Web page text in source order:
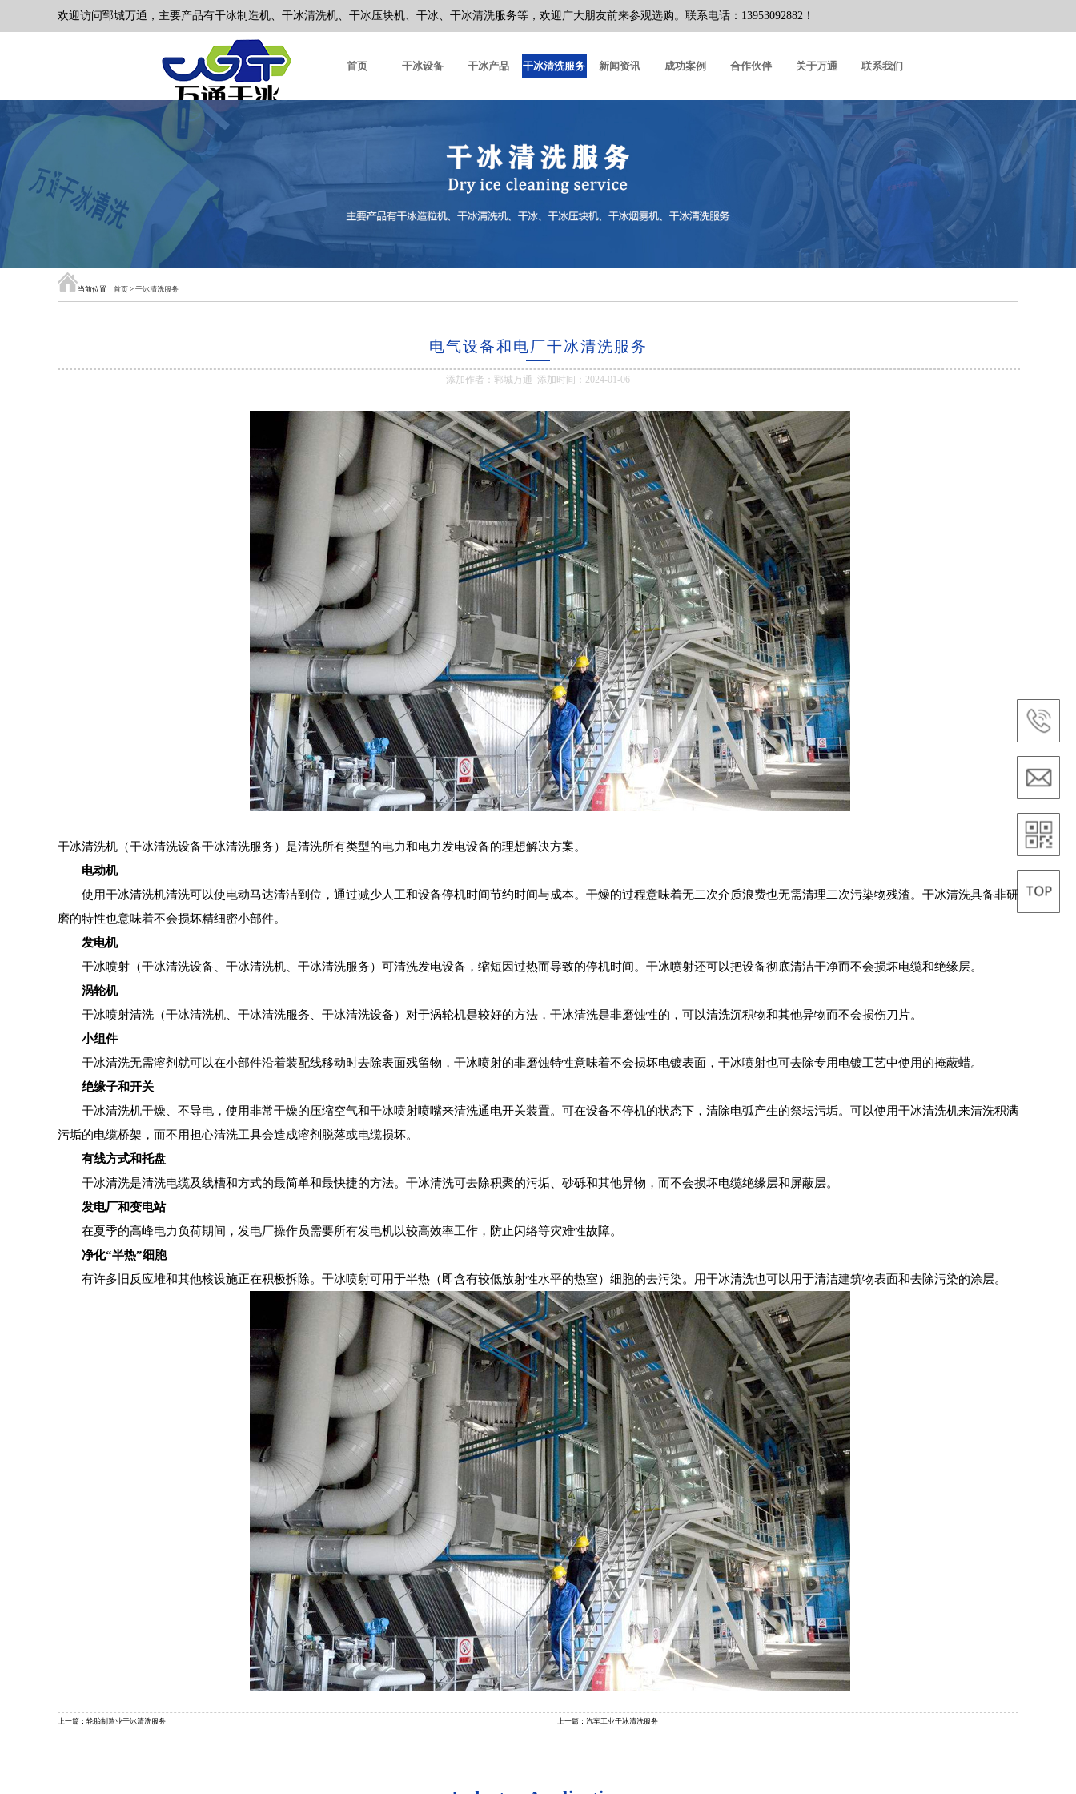
欢迎访问郓城万通，主要产品有干冰制造机、干冰清洗机、干冰压块机、干冰、干冰清洗服务等，欢迎广大朋友前来参观选购。联系电话：13953092882！
首页 干冰设备 干冰产品 干冰清洗服务 新闻资讯 成功案例 合作伙伴 关于万通 联系我们
当前位置： 首页 > 干冰清洗服务
电气设备和电厂干冰清洗服务
添加作者：郓城万通 添加时间：2024-01-06
干冰清洗机（干冰清洗设备干冰清洗服务）是清洗所有类型的电力和电力发电设备的理想解决方案。
电动机
使用干冰清洗机清洗可以使电动马达清洁到位，通过减少人工和设备停机时间节约时间与成本。干燥的过程意味着无二次介质浪费也无需清理二次污染物残渣。干冰清洗具备非研
磨的特性也意味着不会损坏精细密小部件。
发电机
干冰喷射（干冰清洗设备、干冰清洗机、干冰清洗服务）可清洗发电设备，缩短因过热而导致的停机时间。干冰喷射还可以把设备彻底清洁干净而不会损坏电缆和绝缘层。
涡轮机
干冰喷射清洗（干冰清洗机、干冰清洗服务、干冰清洗设备）对于涡轮机是较好的方法，干冰清洗是非磨蚀性的，可以清洗沉积物和其他异物而不会损伤刀片。
小组件
干冰清洗无需溶剂就可以在小部件沿着装配线移动时去除表面残留物，干冰喷射的非磨蚀特性意味着不会损坏电镀表面，干冰喷射也可去除专用电镀工艺中使用的掩蔽蜡。
绝缘子和开关
干冰清洗机干燥、不导电，使用非常干燥的压缩空气和干冰喷射喷嘴来清洗通电开关装置。可在设备不停机的状态下，清除电弧产生的祭坛污垢。可以使用干冰清洗机来清洗积满
污垢的电缆桥架，而不用担心清洗工具会造成溶剂脱落或电缆损坏。
有线方式和托盘
干冰清洗是清洗电缆及线槽和方式的最简单和最快捷的方法。干冰清洗可去除积聚的污垢、砂砾和其他异物，而不会损坏电缆绝缘层和屏蔽层。
发电厂和变电站
在夏季的高峰电力负荷期间，发电厂操作员需要所有发电机以较高效率工作，防止闪络等灾难性故障。
净化“半热”细胞
有许多旧反应堆和其他核设施正在积极拆除。干冰喷射可用于半热（即含有较低放射性水平的热室）细胞的去污染。用干冰清洗也可以用于清洁建筑物表面和去除污染的涂层。
上一篇： 轮胎制造业干冰清洗服务 上一篇： 汽车工业干冰清洗服务